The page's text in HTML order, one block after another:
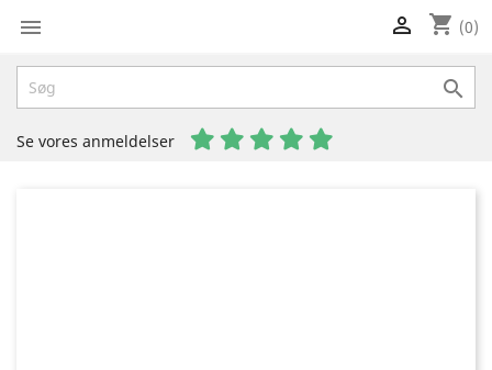
 shopping_cart (0)


Se vores anmeldelser